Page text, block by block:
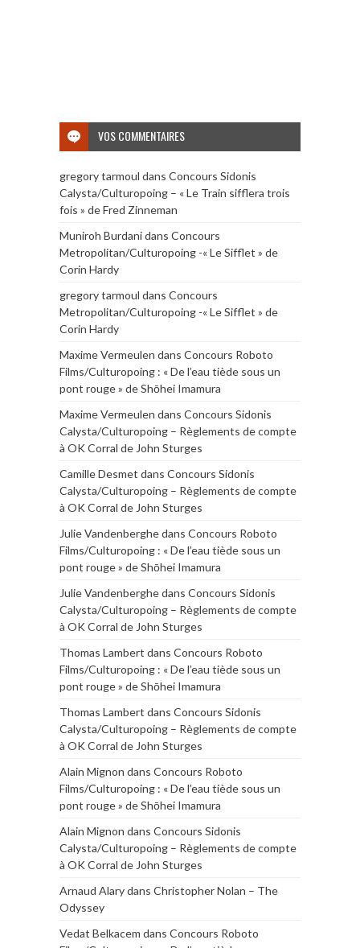
VOS COMMENTAIRES
gregory tarmoul dans Concours Sidonis
Calysta/Culturopoing – « Le Train sifflera trois
fois » de Fred Zinneman
Muniroh Burdanidans Concours
Metropolitan/Culturopoing -« Le Sifflet » de
Corin Hardy
gregory tarmoul dans Concours
Metropolitan/Culturopoing -« Le Sifflet » de
Corin Hardy
Maxime Vermeulen dans Concours Roboto
Films/Culturopoing : « De l’eau tiède sous un
pont rouge » de Shōhei Imamura
Maxime Vermeulen dans Concours Sidonis
Calysta/Culturopoing – Règlements de compte
à OK Corral de John Sturges
Camille Desmet dans Concours Sidonis
Calysta/Culturopoing – Règlements de compte
à OK Corral de John Sturges
Julie Vandenberghedans Concours Roboto
Films/Culturopoing : « De l’eau tiède sous un
pont rouge » de Shōhei Imamura
Julie Vandenberghedans Concours Sidonis
Calysta/Culturopoing – Règlements de compte
à OK Corral de John Sturges
Thomas Lambert dans Concours Roboto
Films/Culturopoing : « De l’eau tiède sous un
pont rouge » de Shōhei Imamura
Thomas Lambert dans Concours Sidonis
Calysta/Culturopoing – Règlements de compte
à OK Corral de John Sturges
Alain Mignon dans Concours Roboto
Films/Culturopoing : « De l’eau tiède sous un
pont rouge » de Shōhei Imamura
Alain Mignon dans Concours Sidonis
Calysta/Culturopoing – Règlements de compte
à OK Corral de John Sturges
Arnaud Alarydans Christopher Nolan – The
Odyssey
Vedat Belkacem dans Concours Roboto